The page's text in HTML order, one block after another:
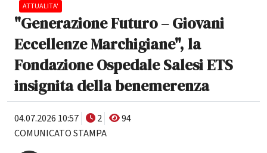
ATTUALITA'
"Generazione Futuro – Giovani
Eccellenze Marchigiane", la
Fondazione Ospedale Salesi ETS
insignita della benemerenza
04.07.2026 10:57 2
94
COMUNICATO STAMPA